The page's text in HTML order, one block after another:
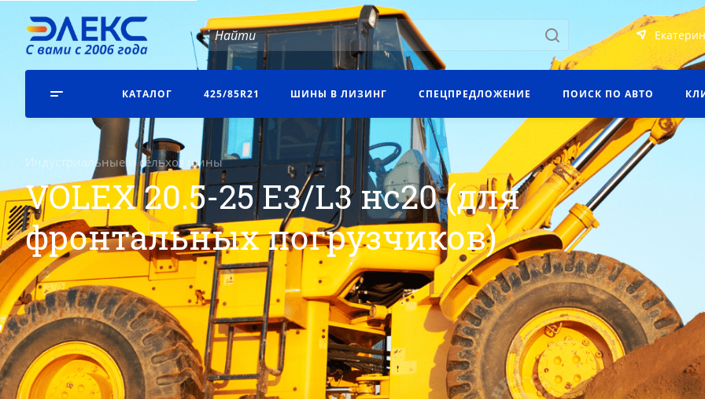
КАТАЛОГ 425/85R21 ШИНЫ В ЛИЗИНГ СПЕЦПРЕДЛОЖЕНИЕ ПОИСК ПО АВТО
Индустриальные и сельхоз шины
VOLEX 20.5-25 E3/L3 нс20 (для
фронтальных погрузчиков)